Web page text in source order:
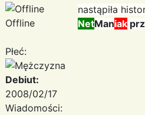
Offline
Płeć:
Debiut:
2008/02/17
Wiadomości:
nastąpiła
NetManiak